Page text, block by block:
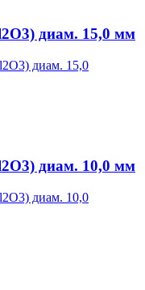
диам. 15,0 мм
диам. 10,0 мм